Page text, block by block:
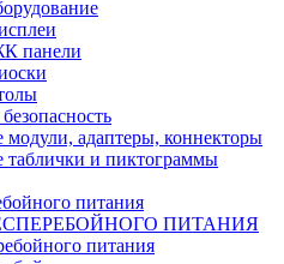
панели
адаптеры, коннекторы
и пиктограммы
питания
ПИТАНИЯ
питания